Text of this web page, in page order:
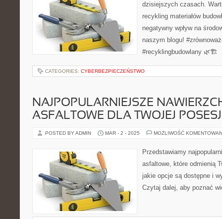
dzisiejszych czasach.
recykling materiałów
negatywny wpływ na
naszym blogu!
#recyklingbudowlany 🌿🏗️
CATEGORIES: CYBERBEZPIECZEŃSTWO
NAJPOPULARNIEJSZE
ASFALTOWE DLA TWOJEJ
POSTED BY ADMIN MAR - 2 - 2025 MOŻLIWOŚĆ
Przedstawiamy
asfaltowe, które odmienią
jakie opcje są dostępne i
Czytaj dalej, aby poznać